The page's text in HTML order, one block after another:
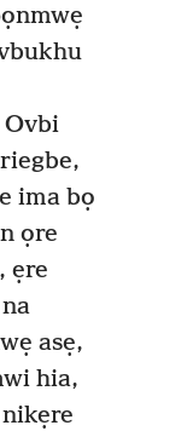
Ovbi
ima bọ
ọre
ẹre
asẹ,
hia,